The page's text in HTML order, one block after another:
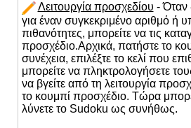
Λειτουργία προσχεδίου - Όταν
για έναν συγκεκριμένο αριθμό ή
πιθανότητες, μπορείτε να τις
προσχέδιο.Αρχικά, πατήστε το
συνέχεια, επιλέξτε το κελί που
μπορείτε να πληκτρολογήσετε
να βγείτε από τη λειτουργία
το κουμπί προσχέδιο. Τώρα
λύνετε το Sudoku ως συνήθως.